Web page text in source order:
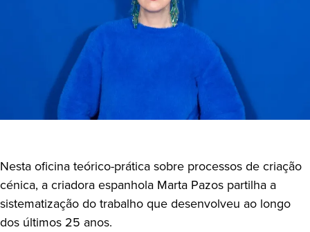
Nesta oficina teórico-prática sobre processos de criação
cénica, a criadora espanhola Marta Pazos partilha a
sistematização do trabalho que desenvolveu ao longo
dos últimos 25 anos.